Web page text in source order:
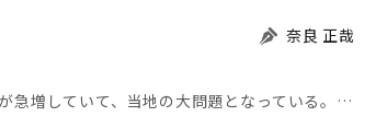
奈良 正哉
モロッコから地続きのスペインの飛び地へ不法移民が急増していて、当地の大問題となっている。「海を泳い…